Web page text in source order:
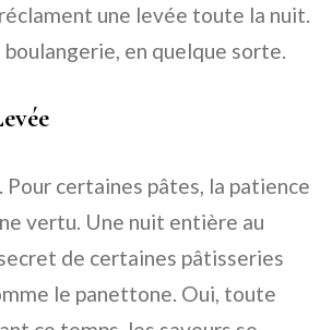
une levée toute la nuit.
boulangerie, en quelque sorte.
Pour certaines pâtes, la patience
vertu. Une nuit entière au
de certaines pâtisseries
le panettone. Oui, toute